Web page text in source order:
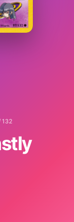
132